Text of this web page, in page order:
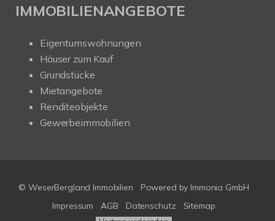
IMMOBILIENANGEBOTE
Eigentumswohnungen
Häuser zum Kauf
Grundstücke
Mietangebote
Renditeobjekte
Gewerbeimmobilien
© WeserBergland Immobilien Powered by Immonia GmbH
Impressum
AGB Datenschutz Sitemap